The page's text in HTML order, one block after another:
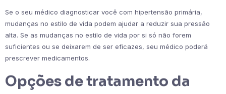
Se o seu médico diagnosticar você com hipertensão primária,
mudanças no estilo de vida podem ajudar a reduzir sua pressão
alta. Se as mudanças no estilo de vida por si só não forem
suficientes ou se deixarem de ser eficazes, seu médico poderá
prescrever medicamentos.
Opções de tratamento da